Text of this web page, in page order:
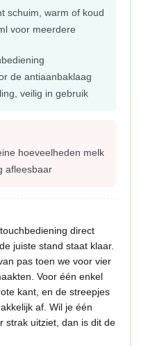
schuim, warm of koud
voor meerdere
de antiaanbaklaag
veilig in gebruik
hoeveelheden melk
afleesbaar
direct
juiste stand staat klaar.
pas toen we voor vier
Voor één enkel
kant, en de streepjes
af. Wil je één
strak uitziet, dan is dit de